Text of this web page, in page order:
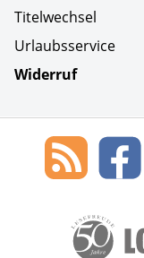
Titelwechsel
Urlaubsservice
Widerruf
Social Media
Blog
des